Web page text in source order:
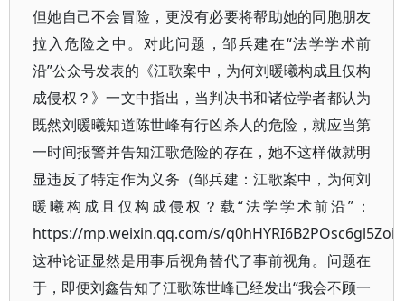
但她自己不会冒险，更没有必要将帮助她的同胞朋友
拉入危险之中。对此问题，邹兵建在“法学学术前
沿”公众号发表的《江歌案中，为何刘暖曦构成且仅构
成侵权？》一文中指出，当判决书和诸位学者都认为
既然刘暖曦知道陈世峰有行凶杀人的危险，就应当第
一时间报警并告知江歌危险的存在，她不这样做就明
显违反了特定作为义务（邹兵建：江歌案中，为何刘
暖曦构成且仅构成侵权？载“法学学术前沿”：
https://mp.weixin.qq.com/s/
这种论证显然是用事后视角替代了事前视角。问题在
于，即便刘鑫告知了江歌陈世峰已经发出“我会不顾一